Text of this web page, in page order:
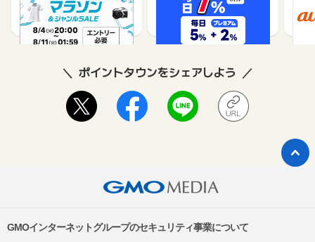
1% 1%
ポイントタウンをシェアしよう
GMOインターネットグループのセキュリティ事業について